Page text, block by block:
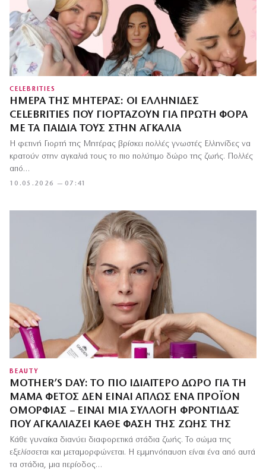
CELEBRITIES
ΗΜΈΡΑ ΤΗΣ ΜΗΤΈΡΑΣ: ΟΙ EΛΛΗΝΊΔΕΣ
CELEBRITIES ΠΟΥ ΓΙΟΡΤΆΖΟΥΝ ΓΙΑ ΠΡΏΤΗ ΦΟΡΆ
ΜΕ ΤΑ ΠΑΙΔΙΆ ΤΟΥΣ ΣΤΗΝ ΑΓΚΑΛΙΆ
10.05.2026 — 07:41
Η φετινή Γιορτή της Μητέρας βρίσκει πολλές γνωστές Ελληνίδες να
κρατούν στην αγκαλιά τους το πιο πολύτιμο δώρο της ζωής. Πολλές
από…
BEAUTY
MOTHER’S DAY: ΤΟ ΠΙΟ ΙΔΙΑΊΤΕΡΟ ΔΏΡΟ ΓΙΑ ΤΗ
ΜΑΜΆ ΦΈΤΟΣ ΔΕΝ ΕΊΝΑΙ ΑΠΛΏΣ ΈΝΑ ΠΡΟΪΌΝ
ΟΜΟΡΦΙΆΣ – ΕΊΝΑΙ ΜΙΑ ΣΥΛΛΟΓΉ ΦΡΟΝΤΊΔΑΣ
ΠΟΥ ΑΓΚΑΛΙΆΖΕΙ ΚΆΘΕ ΦΆΣΗ ΤΗΣ ΖΩΉΣ ΤΗΣ
Κάθε γυναίκα διανύει διαφορετικά στάδια ζωής. Το σώμα της
εξελίσσεται και μεταμορφώνεται. Η εμμηνόπαυση είναι ένα από αυτά
τα στάδια, μια περίοδος…